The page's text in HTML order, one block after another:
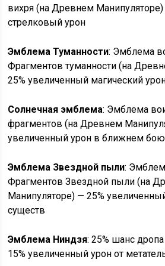
вихря (на Древнем
стрелковый урон
Эмблема Туманности: Эмблема
Фрагментов туманности (на
25% увеличенный магический
Солнечная эмблема: Эмблема
фрагментов (на Древнем
увеличенный урон в ближнем бою
Эмблема Звездной пыли:
Фрагментов Звездной пыли (на
Манипуляторе) — 25%
существ
Эмблема Ниндзя: 25% шанс
15% увеличенный урон от